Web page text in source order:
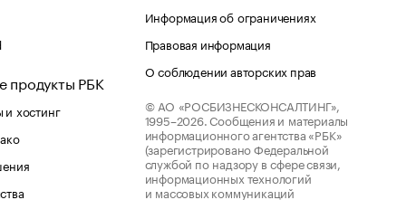
продукты РБК
хостинг
Информация об ограничениях
Правовая информация
О соблюдении авторских прав
© АО «РОСБИЗНЕСКОНСАЛТИНГ»,
1995–2026. Сообщения и материалы
информационного агентства «РБК»
(зарегистрировано Федеральной
службой по надзору в сфере связи,
информационных технологий
и массовых коммуникаций